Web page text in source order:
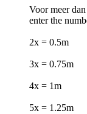
Voor meer
enter the
2x = 0.5m
3x = 0.75m
4x = 1m
5x = 1.25m